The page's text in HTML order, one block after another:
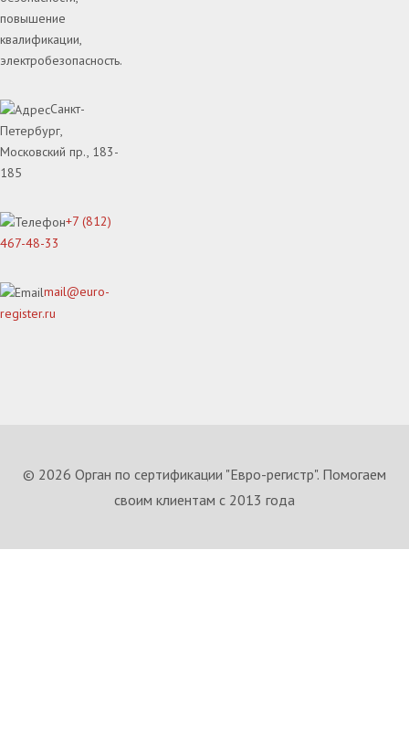
повышение
квалификации,
электробезопасность.
Санкт-
Петербург,
Московский пр., 183-
185
+7 (812)
467-48-33
mail@euro-
register.ru
© 2026 Орган по сертификации "Евро-регистр". Помогаем
своим клиентам с 2013 года